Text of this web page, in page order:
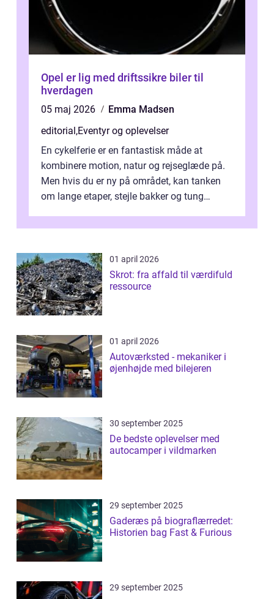
Opel er lig med driftssikre biler til
hverdagen
05 maj 2026
Emma Madsen
editorial ,Eventyr og oplevelser
En cykelferie er en fantastisk måde at
kombinere motion, natur og rejseglæde på.
Men hvis du er ny på området, kan tanken
om lange etaper, stejle bakker og tung
01 april 2026
Skrot: fra affald til værdifuld
ressource
01 april 2026
Autoværksted - mekaniker i
øjenhøjde med bilejeren
30 september 2025
De bedste oplevelser med
autocamper i vildmarken
29 september 2025
Gaderæs på biograflærredet:
Historien bag Fast & Furious
29 september 2025